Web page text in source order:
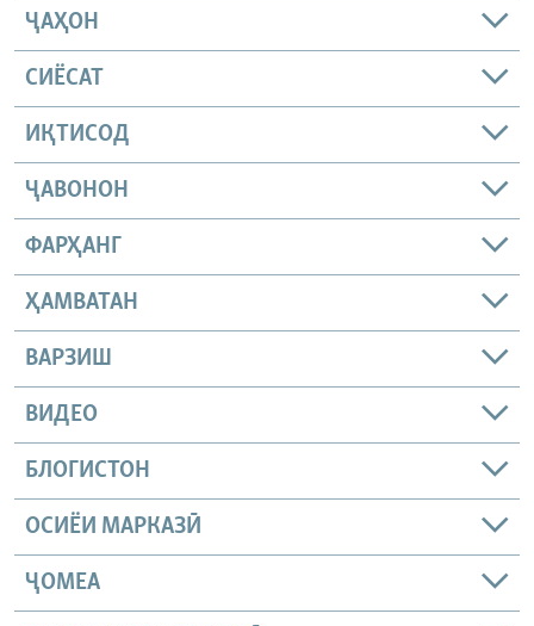
ҶАҲОН
СИЁСАТ
ИҚТИСОД
ҶАВОНОН
ФАРҲАНГ
ҲАМВАТАН
ВАРЗИШ
ВИДЕО
БЛОГИСТОН
ОСИЁИ МАРКАЗӢ
ҶОМEА